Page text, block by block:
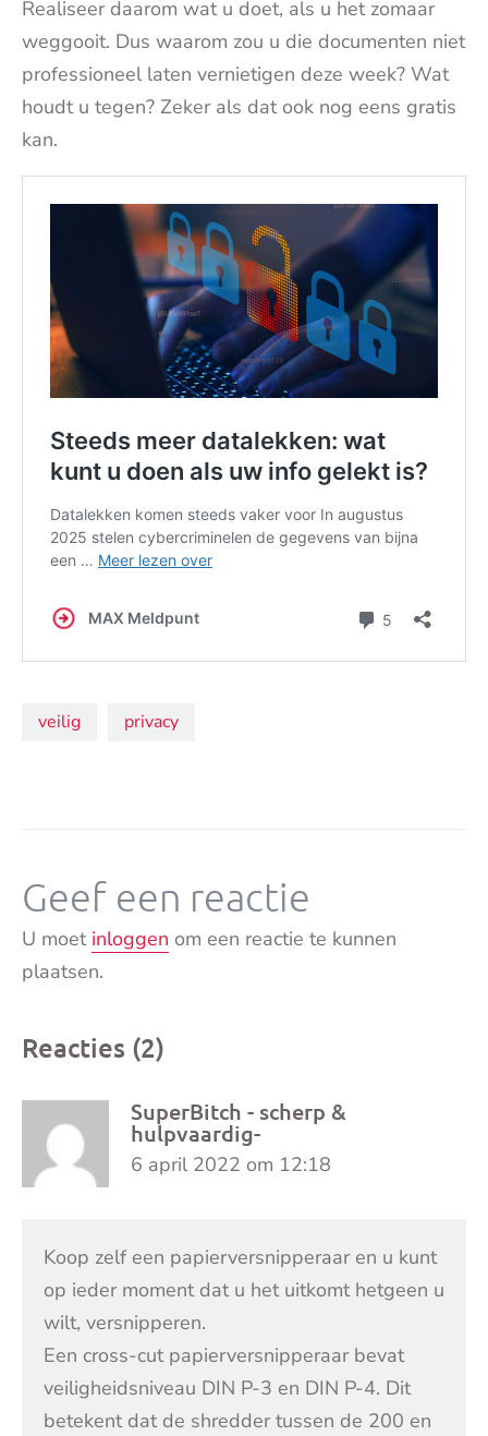
Realiseer daarom wat u doet, als u het zomaar
weggooit. Dus waarom zou u die documenten niet
professioneel laten vernietigen deze week? Wat
houdt u tegen? Zeker als dat ook nog eens gratis
kan.
Onderwerpen:
veilig privacy
Geef een reactie
U moet inloggen om een reactie te kunnen
plaatsen.
Reacties (2)
SuperBitch - scherp &
hulpvaardig-
6 april 2022 om 12:18
Koop zelf een papierversnipperaar en u kunt
op ieder moment dat u het uitkomt hetgeen u
wilt, versnipperen.
Een cross-cut papierversnipperaar bevat
veiligheidsniveau DIN P-3 en DIN P-4. Dit
betekent dat de shredder tussen de 200 en